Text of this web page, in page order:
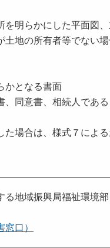
を明らかにした平面図
土地の所有者等でない
となる書面
同意書、相続人である
場合は、様式７によ
地域振興局福祉環境部
口）